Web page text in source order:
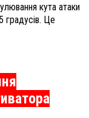
кута атаки
градусів. Це